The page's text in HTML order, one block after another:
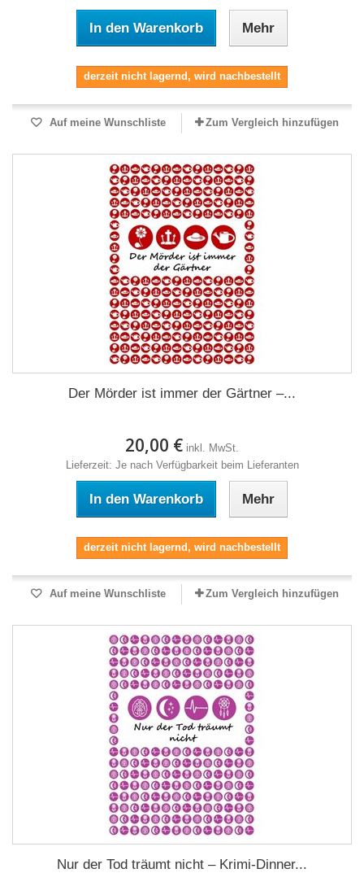
In den Warenkorb Mehr
derzeit nicht lagernd, wird nachbestellt
Auf meine Wunschliste Zum Vergleich hinzufügen
Der Mörder ist immer der Gärtner –...
20,00 € inkl. MwSt.
Lieferzeit: Je nach Verfügbarkeit beim Lieferanten
In den Warenkorb Mehr
derzeit nicht lagernd, wird nachbestellt
Auf meine Wunschliste Zum Vergleich hinzufügen
Nur der Tod träumt nicht – Krimi-Dinner...